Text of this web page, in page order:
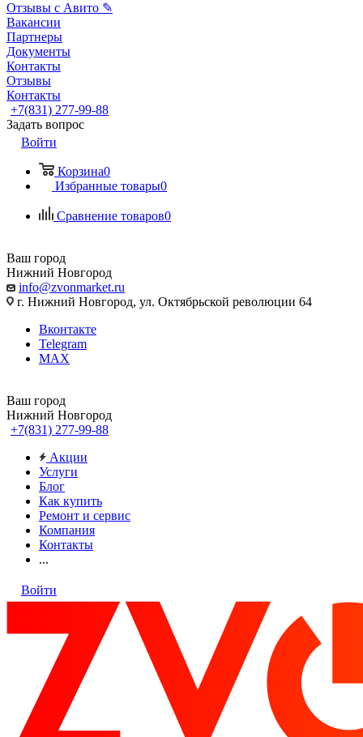
Отзывы с Авито ✎
Вакансии
Партнеры
Документы
Контакты
Отзывы
Контакты
+7(831) 277-99-88
Задать вопрос
Войти
Корзина0
Избранные товары0
Сравнение товаров0
Ваш город
Нижний Новгород
info@zvonmarket.ru
г. Нижний Новгород, ул. Октябрьской революции 64
Вконтакте
Telegram
MAX
Ваш город
Нижний Новгород
+7(831) 277-99-88
Акции
Услуги
Блог
Как купить
Ремонт и сервис
Компания
Контакты
...
Войти